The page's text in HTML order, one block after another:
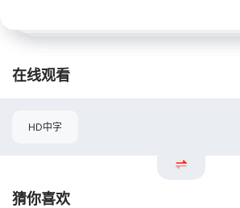
在线观看
HD中字
猜你喜欢